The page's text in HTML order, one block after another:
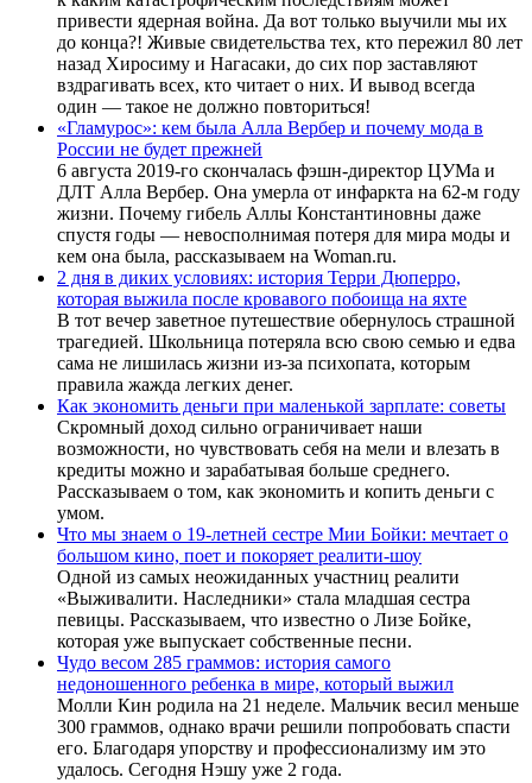
привести ядерная война. Да вот только выучили мы их
до конца?! Живые свидетельства тех, кто пережил 80 лет
назад Хиросиму и Нагасаки, до сих пор заставляют
вздрагивать всех, кто читает о них. И вывод всегда
один — такое не должно повториться!
«Гламурос»: кем была Алла Вербер и почему мода в
России не будет прежней
6 августа 2019-го скончалась фэшн-директор ЦУМа и
ДЛТ Алла Вербер. Она умерла от инфаркта на 62-м году
жизни. Почему гибель Аллы Константиновны даже
спустя годы — невосполнимая потеря для мира моды и
кем она была, рассказываем на Woman.ru.
2 дня в диких условиях: история Терри Дюперро,
которая выжила после кровавого побоища на яхте
В тот вечер заветное путешествие обернулось страшной
трагедией. Школьница потеряла всю свою семью и едва
сама не лишилась жизни из-за психопата, которым
правила жажда легких денег.
Как экономить деньги при маленькой зарплате: советы
Скромный доход сильно ограничивает наши
возможности, но чувствовать себя на мели и влезать в
кредиты можно и зарабатывая больше среднего.
Рассказываем о том, как экономить и копить деньги с
умом.
Что мы знаем о 19-летней сестре Мии Бойки: мечтает о
большом кино, поет и покоряет реалити-шоу
Одной из самых неожиданных участниц реалити
«Выживалити. Наследники» стала младшая сестра
певицы. Рассказываем, что известно о Лизе Бойке,
которая уже выпускает собственные песни.
Чудо весом 285 граммов: история самого
недоношенного ребенка в мире, который выжил
Молли Кин родила на 21 неделе. Мальчик весил меньше
300 граммов, однако врачи решили попробовать спасти
его. Благодаря упорству и профессионализму им это
удалось. Сегодня Нэшу уже 2 года.